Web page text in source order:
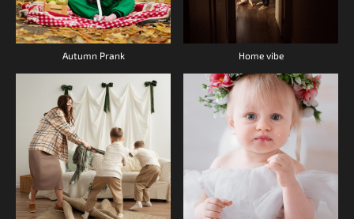
Autumn Prank Home vibe